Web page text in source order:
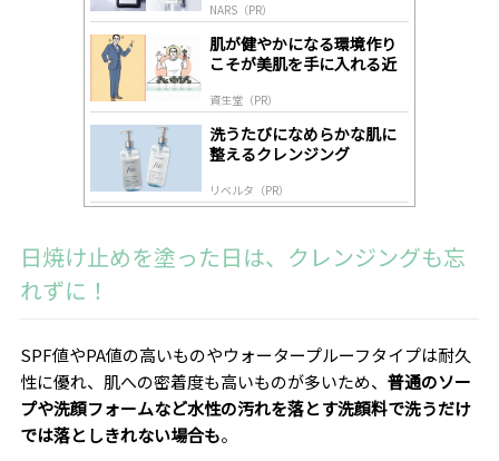
NARS（PR）
肌が健やかになる環境作り
こそが美肌を手に入れる近
資生堂（PR）
洗うたびになめらかな肌に
整えるクレンジング
リベルタ（PR）
日焼け止めを塗った日は、クレンジングも忘
れずに！
SPF値やPA値の高いものやウォータープルーフタイプは耐久
性に優れ、肌への密着度も高いものが多いため、 普通のソー
プや洗顔フォームなど水性の汚れを落とす洗顔料で洗うだけ
では落としきれない場合も。